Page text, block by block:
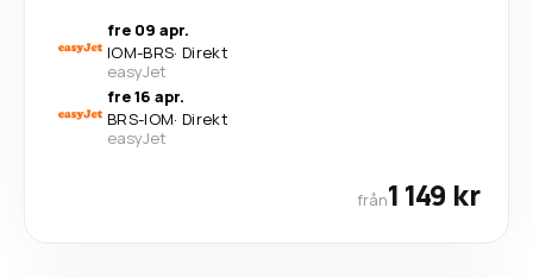
fre 09 apr.
IOM-BRS· Direkt
easyJet
fre 16 apr.
BRS-IOM· Direkt
easyJet
från1 149 kr